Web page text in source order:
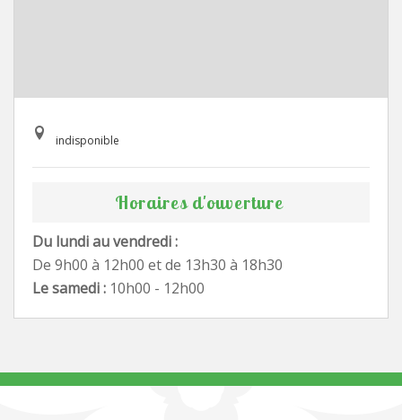
indisponible
Horaires d'ouverture
Du lundi au vendredi :
De 9h00 à 12h00 et de 13h30 à 18h30
Le samedi : 10h00 - 12h00